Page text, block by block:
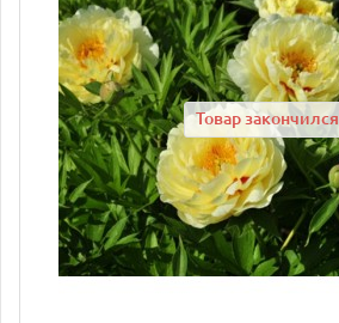
Товар закончился